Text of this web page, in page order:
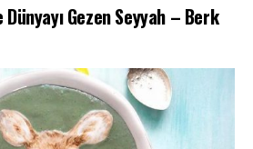
Gezen Seyyah – Berk